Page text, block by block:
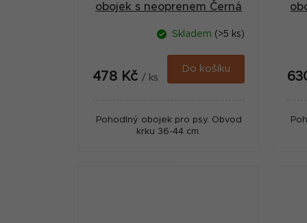
obojek s neoprenem Černá
Skladem (>5 ks)
478 Kč / ks
Do košíku
Pohodlný obojek pro psy. Obvod
krku 36-44 cm.